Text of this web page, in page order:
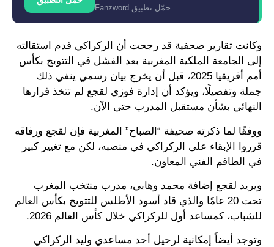
حمّل تطبيق Fanzword
وكانت تقارير صحفية قد رجحت أن الركراكي قدم استقالته
إلى الجامعة الملكية المغربية بعد الفشل في التتويج بكأس
أمم أفريقيا 2025، قبل أن يخرج بيان رسمي ينفي ذلك
جملة وتفصيلًا، ويؤكد أن إدارة فوزي لقجع لم تتخذ قرارها
النهائي بشأن مستقبل المدرب حتى الآن.
ووفقًا لما ذكرته صحيفة “الصباح” المغربية فإن لقجع ورفاقه
قرروا الإبقاء على الركراكي في منصبه، لكن مع تغيير كبير
في الطاقم الفني المعاون.
ويريد لقجع إضافة محمد وهابي، مدرب منتخب المغرب
تحت 20 عامًا والذي قاد أسود الأطلس للتتويج بكأس العالم
للشباب، كمساعد أول للركراكي خلال كأس العالم 2026.
وتوجد أيضاً إمكانية لرحيل أحد مساعدي وليد الركراكي